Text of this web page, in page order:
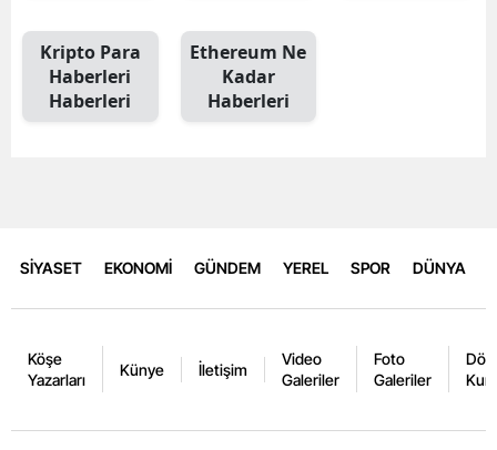
Kripto Para
Haberleri
Haberleri
Ethereum Ne
Kadar
Haberleri
SİYASET EKONOMİ GÜNDEM YEREL SPOR DÜNYA
Köşe
Yazarları
Künye İletişim
Video
Galeriler
Foto
Galeriler